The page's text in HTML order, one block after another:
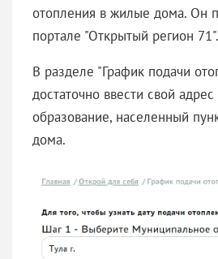
отопления в жилые дома. Он
портале "Открытый регион 71".
В разделе "График подачи
достаточно ввести свой
образование, населенный
дома.